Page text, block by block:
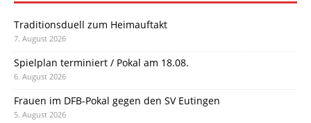
Traditionsduell zum Heimauftakt
7. August 2026
Spielplan terminiert / Pokal am 18.08.
6. August 2026
Frauen im DFB-Pokal gegen den SV Eutingen
5. August 2026